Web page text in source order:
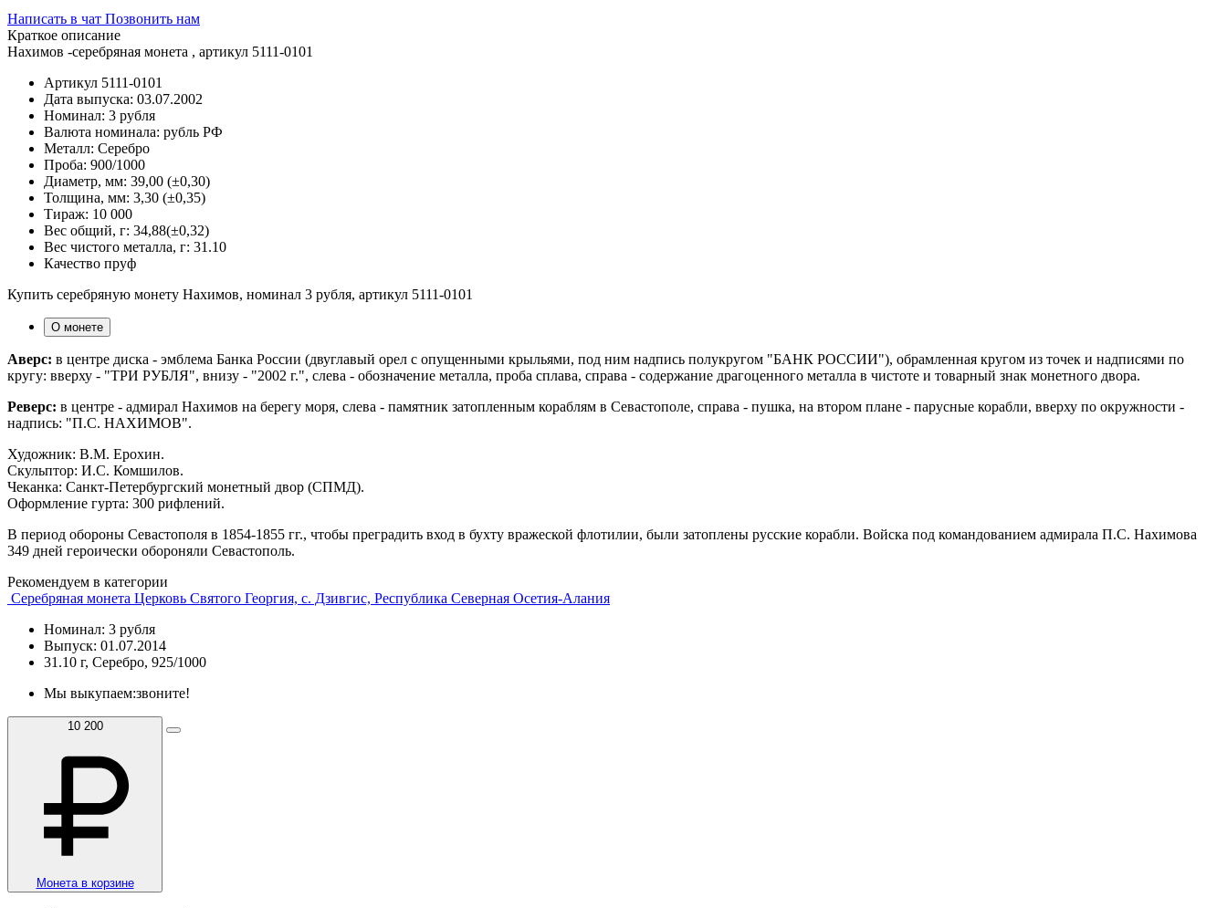
Написать в чат Позвонить нам
Краткое описание
Нахимов -серебряная монета , артикул 5111-0101
Артикул 5111-0101
Дата выпуска: 03.07.2002
Номинал: 3 рубля
Валюта номинала: рубль РФ
Металл: Серебро
Проба: 900/1000
Диаметр, мм: 39,00 (±0,30)
Толщина, мм: 3,30 (±0,35)
Тираж: 10 000
Вес общий, г: 34,88(±0,32)
Вес чистого металла, г: 31.10
Качество пруф
Купить серебряную монету Нахимов, номинал 3 рубля, артикул 5111-0101
О монете
Аверс: в центре диска - эмблема Банка России (двуглавый орел с опущенными крыльями, под ним надпись полукругом "БАНК РОССИИ"), обрамленная кругом из точек и надписями по
кругу: вверху - "ТРИ РУБЛЯ", внизу - "2002 г.", слева - обозначение металла, проба сплава, справа - содержание драгоценного металла в чистоте и товарный знак монетного двора.
Реверс: в центре - адмирал Нахимов на берегу моря, слева - памятник затопленным кораблям в Севастополе, справа - пушка, на втором плане - парусные корабли, вверху по окружности -
надпись: "П.С. НАХИМОВ".
Художник: В.М. Ерохин.
Скульптор: И.С. Комшилов.
Чеканка: Санкт-Петербургский монетный двор (СПМД).
Оформление гурта: 300 рифлений.
В период обороны Севастополя в 1854-1855 гг., чтобы преградить вход в бухту вражеской флотилии, были затоплены русские корабли. Войска под командованием адмирала П.С. Нахимова
349 дней героически обороняли Севастополь.
Рекомендуем в категории
Серебряная монета Церковь Святого Георгия, с. Дзивгис, Республика Северная Осетия-Алания
Номинал: 3 рубля
Выпуск: 01.07.2014
31.10 г, Серебро, 925/1000
Мы выкупаем:звоните!
10 200
Монета в корзине